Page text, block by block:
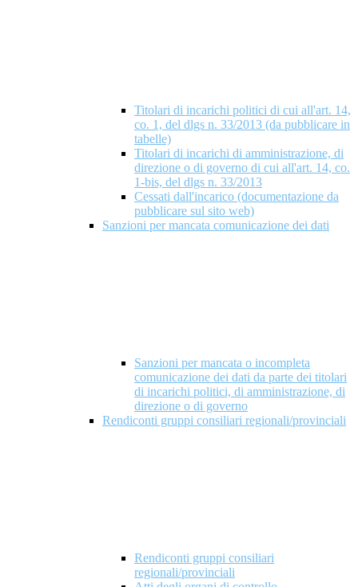
Titolari di incarichi politici di cui all'art. 14,
co. 1, del dlgs n. 33/2013 (da pubblicare in
tabelle)
Titolari di incarichi di amministrazione, di
direzione o di governo di cui all'art. 14, co.
1-bis, del dlgs n. 33/2013
Cessati dall'incarico (documentazione da
pubblicare sul sito web)
Sanzioni per mancata comunicazione dei dati
Sanzioni per mancata o incompleta
comunicazione dei dati da parte dei titolari
di incarichi politici, di amministrazione, di
direzione o di governo
Rendiconti gruppi consiliari regionali/provinciali
Rendiconti gruppi consiliari
regionali/provinciali